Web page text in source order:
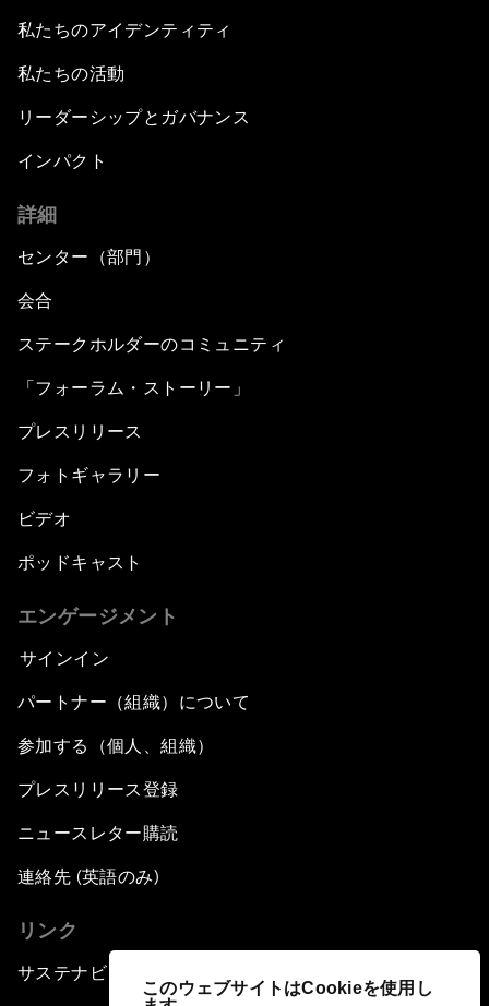
このウェブサイトはCookieを使用し
私たちのアイデンティティ
私たちの活動
リーダーシップとガバナンス
インパクト
詳細
センター（部門）
会合
ステークホルダーのコミュニティ
「フォーラム・ストーリー」
プレスリリース
フォトギャラリー
ビデオ
ポッドキャスト
エンゲージメント
サインイン
パートナー（組織）について
参加する（個人、組織）
プレスリリース登録
ニュースレター購読
連絡先 (英語のみ)
リンク
サステナビリティへの取り組み